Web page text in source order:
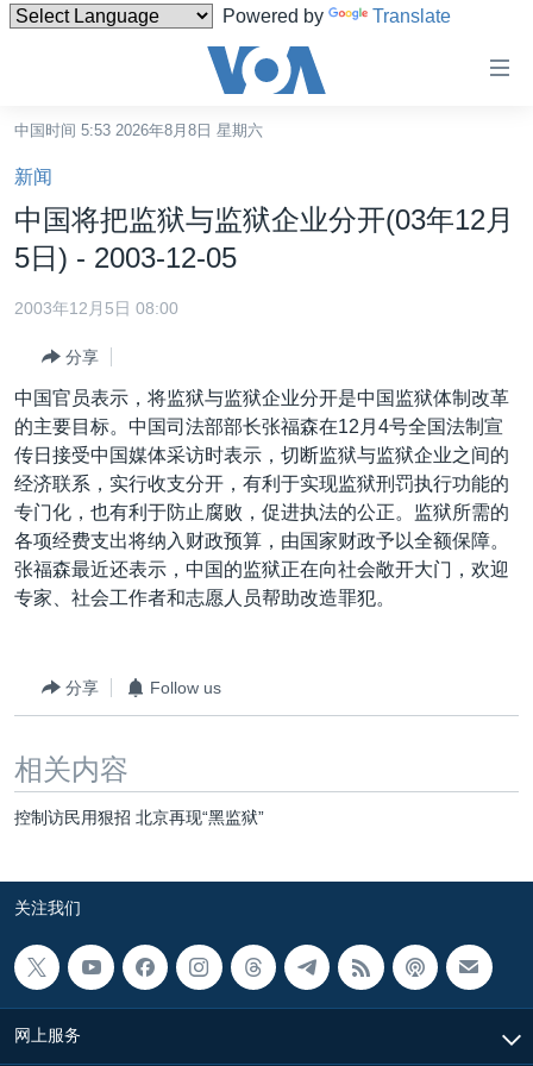
Powered by Translate
碍
链
接
转
内
转
到
导
航
转
到
中国
国际
最新国际新闻
印太
中东
欧洲
非洲
分类新闻
经济·金融·贸易
人权·法律·宗教
科教·文娱·体健
军事
美中关系
热点专题
白宫要闻
国会报道
埃博拉疫情
美国之音专访
重要讲话与声明
南中国海争端
关注新疆
GEN Z 看美国
VOA视频
VOA今日焦点
关注我们
中国时间 5:53 2026年8月8日 星期六
新闻
中国将把监狱与监狱企业分开(03年12月
5日) - 2003-12-05
2003年12月5日 08:00
分享
中国官员表示，将监狱与监狱企业分开是中国监狱体制改革
的主要目标。中国司法部部长张福森在12月4号全国法制宣
传日接受中国媒体采访时表示，切断监狱与监狱企业之间的
经济联系，实行收支分开，有利于实现监狱刑罚执行功能的
专门化，也有利于防止腐败，促进执法的公正。监狱所需的
各项经费支出将纳入财政预算，由国家财政予以全额保障。
张福森最近还表示，中国的监狱正在向社会敞开大门，欢迎
专家、社会工作者和志愿人员帮助改造罪犯。
分享 Follow us
相关内容
控制访民用狠招 北京再现“黑监狱”
关注我们
网上服务